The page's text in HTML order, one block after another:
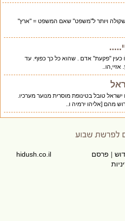
ויותר ל"משפט" שאם המשפט = "ארץ"
"פקעת" אדם . שהוא כל כך כפוף. עד
טובל בטינופת מוסרית מנוער מערכיו.
[אליהו ירמיה ו..
|פרסם
hidush.co.il